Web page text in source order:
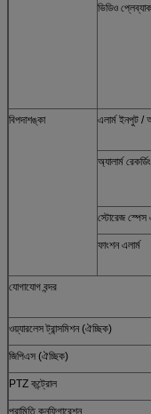
ভিডিও প্লেব্যাক
বিপদাশঙ্কা এলার্ম ইনপুট /
অ্যালার্ম রেকর্ডিং
স্টোরেজ স্পেস
ফাংশন এলার্ম
যোগাযোগ বন্দর
ওয়্যারলেস ট্রান্সমিশন (ঐচ্ছিক)
জিপিএস (ঐচ্ছিক)
PTZ কন্ট্রোল
পরামিতি কনফিগারেশন